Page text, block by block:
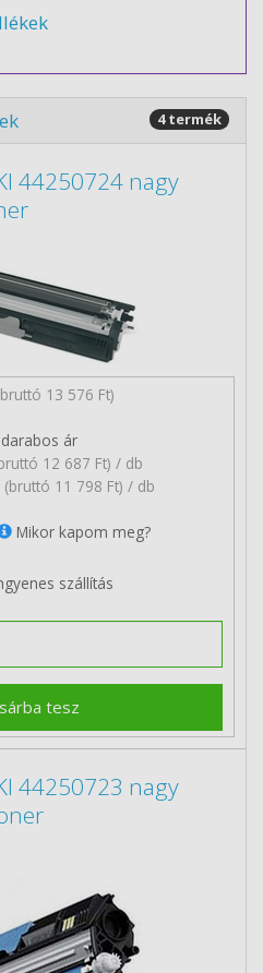
4 termék
44250724 nagy
13 576 Ft)
ár
12 687 Ft) / db
(bruttó 11 798 Ft) / db
Mikor kapom meg?
szállítás
tesz
44250723 nagy